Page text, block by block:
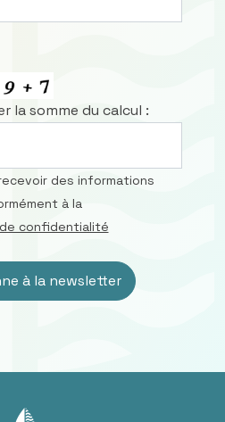
la somme du calcul :
des informations
à la
confidentialité